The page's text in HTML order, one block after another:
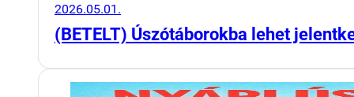
2026.05.01.
(BETELT) Úszótáborokba lehet